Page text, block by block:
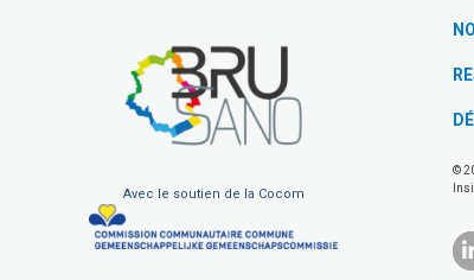
Avec le soutien de la Cocom
©